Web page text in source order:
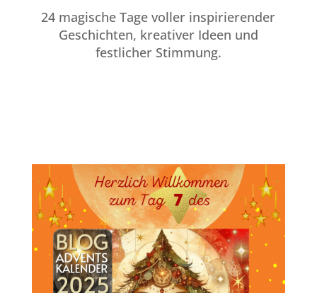
24 magische Tage voller inspirierender
Geschichten, kreativer Ideen und
festlicher Stimmung.